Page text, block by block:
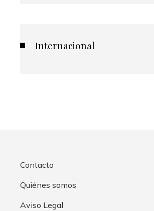
Internacional
Contacto
Quiénes somos
Aviso Legal